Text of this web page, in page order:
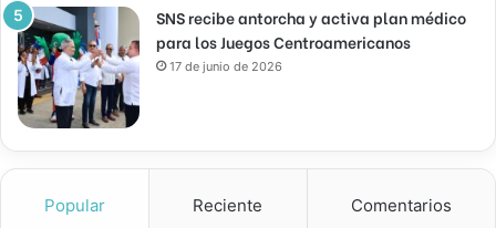
SNS recibe antorcha y activa plan médico
para los Juegos Centroamericanos
17 de junio de 2026
Popular Reciente Comentarios